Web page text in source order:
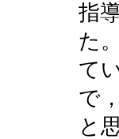
指
た
て
で
と